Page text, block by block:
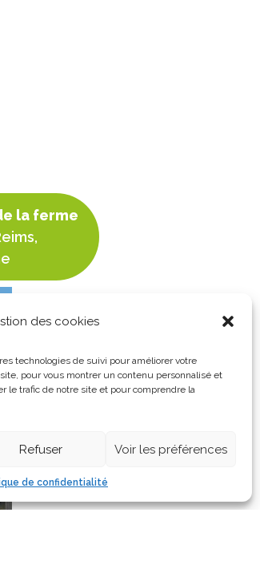
des cookies
technologies de suivi pour améliorer votre
pour vous montrer un contenu personnalisé et
le trafic de notre site et pour comprendre la
Refuser Voir les préférences
de confidentialité
la ferme